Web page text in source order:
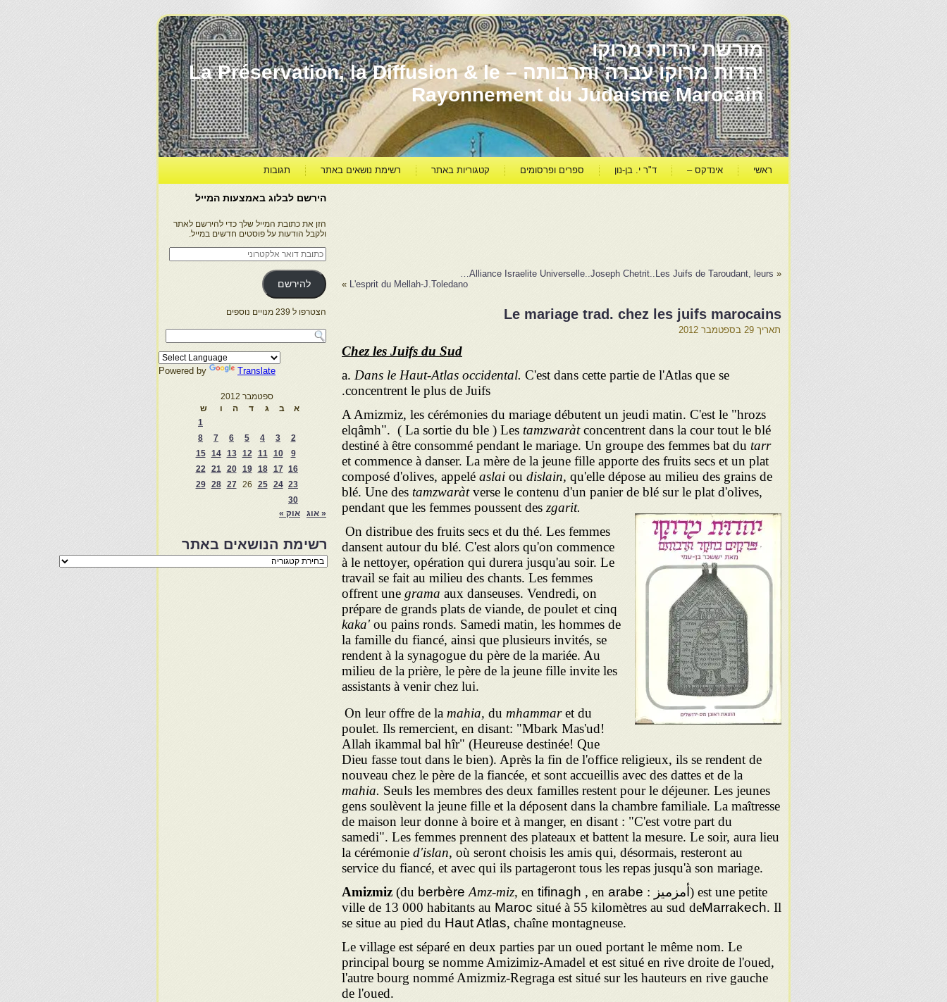
מורשת יהדות מרוקו
יהדות מרוקו עברה ותרבותה – La Préservation, la Diffusion & le
Rayonnement du Judaïsme Marocain
ראשי אינדקס – ד"ר י. בן-נון ספרים ופרסומים קטגוריות באתר רשימת נושאים באתר תגובות
«
Alliance Israelite Universelle..Joseph Chetrit..Les Juifs de Taroudant, leurs…
L'esprit du Mellah-J.Toledano
»
Le mariage trad. chez les juifs marocains
תאריך 29 בספטמבר 2012
Chez les Juifs du Sud
a. Dans le Haut-Atlas occidental. C'est dans cette partie de l'Atlas que se
concentrent le plus de Juifs.
A Amizmiz, les cérémonies du mariage débutent un jeudi matin. C'est le "hrozs
elqâmh". ( La sortie du ble ) Les tamzwaràtconcentrent dans la cour tout le blé
destiné à être consommé pendant le mariage. Un groupe des femmes bat du tarr
et commence à danser. La mère de la jeune fille apporte des fruits secs et un plat
composé d'olives, appelé aslai ou dislain, qu'elle dépose au milieu des grains de
blé. Une des tamzwaràtverse le contenu d'un panier de blé sur le plat d'olives,
pendant que les femmes poussent des zgarit.
On distribue des fruits secs et du thé. Les femmes
dansent autour du blé. C'est alors qu'on commence
à le nettoyer, opération qui durera jusqu'au soir. Le
travail se fait au milieu des chants. Les femmes
offrent une grama aux danseuses. Vendredi, on
prépare de grands plats de viande, de poulet et cinq
kaka'ou pains ronds. Samedi matin, les hommes de
la famille du fiancé, ainsi que plusieurs invités, se
rendent à la synagogue du père de la mariée. Au
milieu de la prière, le père de la jeune fille invite les
assistants à venir chez lui.
On leur offre de la mahia, du mhammaret du
poulet. Ils remercient, en disant: "Mbark Mas'ud!
Allah ikammal bal hîr" (Heureuse destinée! Que
Dieu fasse tout dans le bien). Après la fin de l'office religieux, ils se rendent de
nouveau chez le père de la fiancée, et sont accueillis avec des dattes et de la
mahia. Seuls les membres des deux familles restent pour le déjeuner. Les jeunes
gens soulèvent la jeune fille et la déposent dans la chambre familiale. La maîtresse
de maison leur donne à boire et à manger, en disant : "C'est votre part du
samedi". Les femmes prennent des plateaux et battent la mesure. Le soir, aura lieu
la cérémonie d'islan, où seront choisis les amis qui, désormais, resteront au
service du fiancé, et avec qui ils partageront tous les repas jusqu'à son mariage.
Amizmiz (du berbère Amz-miz, en tifinagh , en arabe : أمزميز) est une petite
ville de 13 000 habitants au Maroc situé à 55 kilomètres au sud deMarrakech. Il
se situe au pied du Haut Atlas, chaîne montagneuse.
Le village est séparé en deux parties par un oued portant le même nom. Le
principal bourg se nomme Amizimiz-Amadel et est situé en rive droite de l'oued,
l'autre bourg nommé Amizmiz-Regraga est situé sur les hauteurs en rive gauche
de l'oued.
הירשם לבלוג באמצעות המייל
הזן את כתובת המייל שלך כדי להירשם לאתר
ולקבל הודעות על פוסטים חדשים במייל.
כתובת
דואר
אלקטרוני
להירשם
הצטרפו ל 239 מנויים נוספים
Powered by Translate
ספטמבר 2012
א
ב ג ד ה ו
ש
1
2
3
4
5
6
7
8
9
10
11
12
13
14
15
16
17
18
19
20
21
22
23
24
25
26
27
28
29
30
« אוג
אוק »
רשימת הנושאים באתר
רשימת
הנושאים